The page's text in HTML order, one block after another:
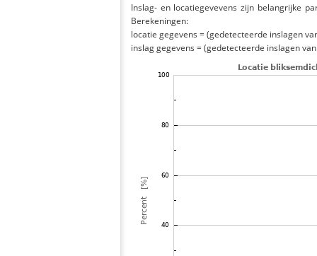
Inslag- en locatiegevevens zijn belangrijke
Berekeningen:
locatie gegevens = (gedetecteerde inslagen
inslag gegevens = (gedetecteerde inslagen